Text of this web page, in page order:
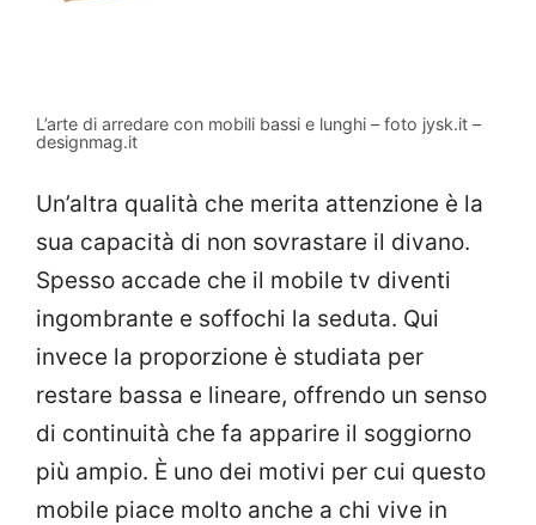
L’arte di arredare con mobili bassi e lunghi – foto jysk.it –
designmag.it
Un’altra qualità che merita attenzione è la
sua capacità di non sovrastare il divano.
Spesso accade che il mobile tv diventi
ingombrante e soffochi la seduta. Qui
invece la proporzione è studiata per
restare bassa e lineare, offrendo un senso
di continuità che fa apparire il soggiorno
più ampio. È uno dei motivi per cui questo
mobile piace molto anche a chi vive in